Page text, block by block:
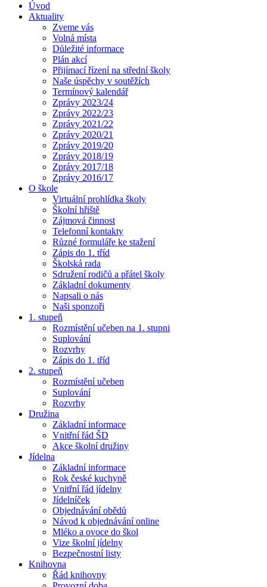
Úvod
Aktuality
Zveme vás
Volná místa
Důležité informace
Plán akcí
Přijímací řízení na střední školy
Naše úspěchy v soutěžích
Termínový kalendář
Zprávy 2023/24
Zprávy 2022/23
Zprávy 2021/22
Zprávy 2020/21
Zprávy 2019/20
Zprávy 2018/19
Zprávy 2017/18
Zprávy 2016/17
O škole
Virtuální prohlídka školy
Školní hřiště
Zájmová činnost
Telefonní kontakty
Různé formuláře ke stažení
Zápis do 1. tříd
Školská rada
Sdružení rodičů a přátel školy
Základní dokumenty
Napsali o nás
Naši sponzoři
1. stupeň
Rozmístění učeben na 1. stupni
Suplování
Rozvrhy
Zápis do 1. tříd
2. stupeň
Rozmístění učeben
Suplování
Rozvrhy
Družina
Základní informace
Vnitřní řád ŠD
Akce školní družiny
Jídelna
Základní informace
Rok české kuchyně
Vnitřní řád jídelny
Jídelníček
Objednávání obědů
Návod k objednávání online
Mléko a ovoce do škol
Vize školní jídelny
Bezpečnostní listy
Knihovna
Řád knihovny